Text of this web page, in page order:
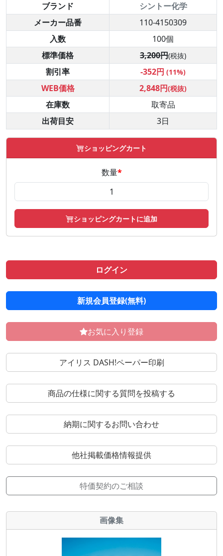
ブランド
シントー化学
メーカー品番
110-4150309
入数
100個
標準価格
3,200円(税抜)
割引率 -352円 (11%)
WEB価格 2,848円(税抜)
在庫数
取寄品
出荷目安
3日
ショッピングカート
数量*
ショッピングカートに追加
ログイン
新規会員登録(無料)
お気に入り登録
アイリス DASH!ペーパー印刷
商品の仕様に関する質問を投稿する
納期に関するお問い合わせ
他社掲載価格情報提供
特価契約のご相談
画像集